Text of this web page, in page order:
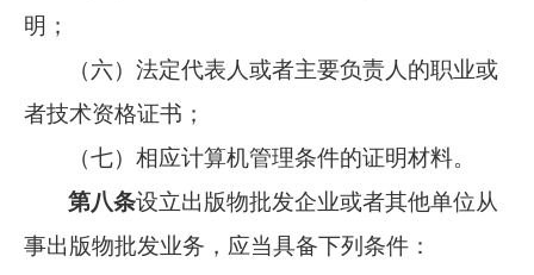
明；
（六）法定代表人或者主要负责人的职业或
者技术资格证书；
（七）相应计算机管理条件的证明材料。
第八条设立出版物批发企业或者其他单位从
事出版物批发业务，应当具备下列条件：